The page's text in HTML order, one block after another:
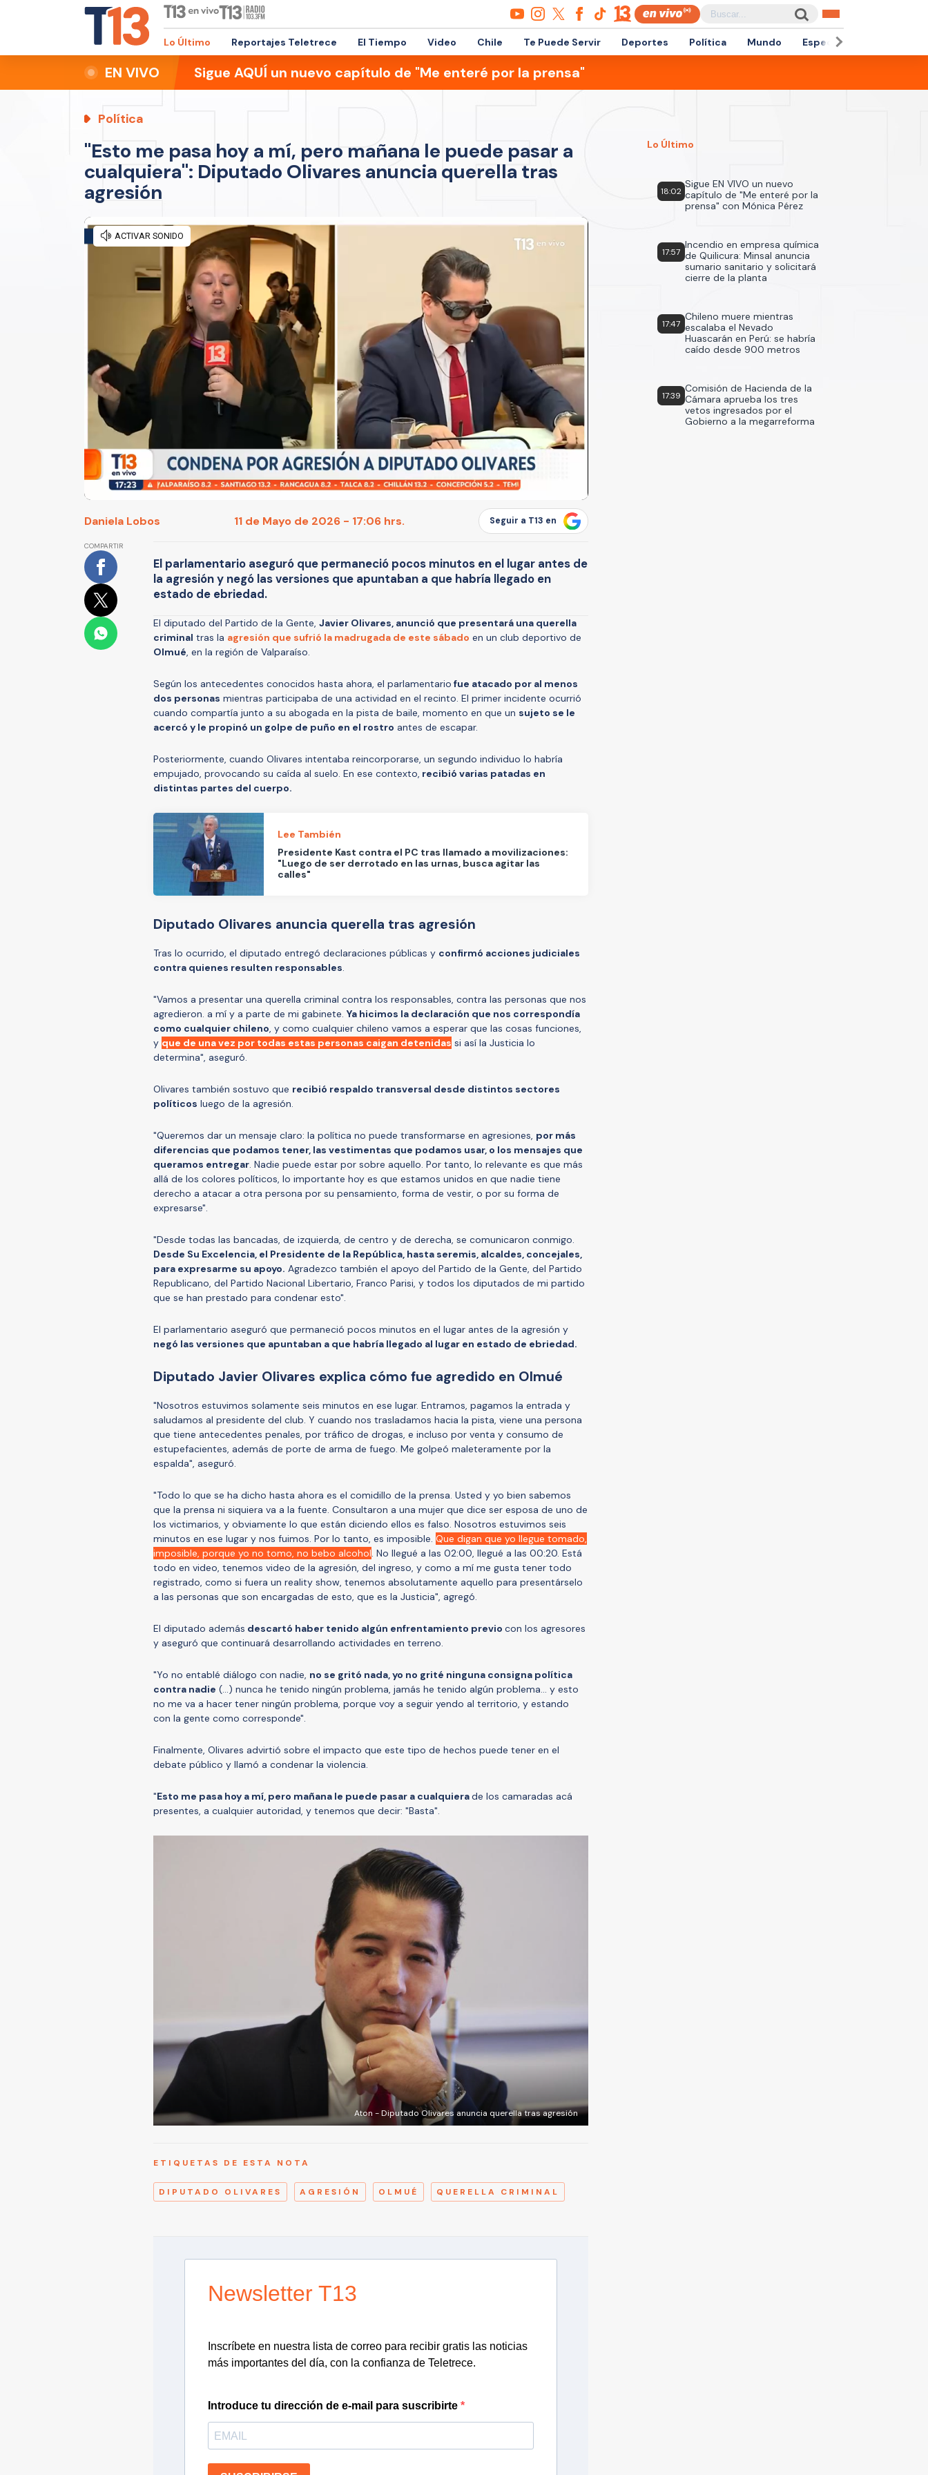
Lo Último Reportajes Teletrece El Tiempo Video Chile Te Puede Servir Deportes Política Mundo Espectáculos
EN VIVO Sigue AQUÍ un nuevo capítulo de "Me enteré por la prensa"
Política
"Esto me pasa hoy a mí, pero mañana le puede pasar a
cualquiera": Diputado Olivares anuncia querella tras
agresión
Daniela Lobos 11 de Mayo de 2026 - 17:06 hrs. Seguir a T13 en
COMPARTIR
El parlamentario aseguró que permaneció pocos minutos en el lugar antes de
la agresión y negó las versiones que apuntaban a que habría llegado en
estado de ebriedad.
El diputado del Partido de la Gente, Javier Olivares, anunció que presentará una querella
criminal tras la agresión que sufrió la madrugada de este sábado en un club deportivo de
Olmué, en la región de Valparaíso.
Según los antecedentes conocidos hasta ahora, el parlamentario fue atacado por al menos
dos personas mientras participaba de una actividad en el recinto. El primer incidente ocurrió
cuando compartía junto a su abogada en la pista de baile, momento en que un sujeto se le
acercó y le propinó un golpe de puño en el rostro antes de escapar.
Posteriormente, cuando Olivares intentaba reincorporarse, un segundo individuo lo habría
empujado, provocando su caída al suelo. En ese contexto, recibió varias patadas en
distintas partes del cuerpo.
Lee También
Presidente Kast contra el PC tras llamado a movilizaciones:
"Luego de ser derrotado en las urnas, busca agitar las
calles"
Diputado Olivares anuncia querella tras agresión
Tras lo ocurrido, el diputado entregó declaraciones públicas y confirmó acciones judiciales
contra quienes resulten responsables.
"Vamos a presentar una querella criminal contra los responsables, contra las personas que nos
agredieron. a mí y a parte de mi gabinete. Ya hicimos la declaración que nos correspondía
como cualquier chileno, y como cualquier chileno vamos a esperar que las cosas funciones,
y que de una vez por todas estas personas caigan detenidas si así la Justicia lo
determina", aseguró.
Olivares también sostuvo que recibió respaldo transversal desde distintos sectores
políticos luego de la agresión.
"Queremos dar un mensaje claro: la política no puede transformarse en agresiones, por más
diferencias que podamos tener, las vestimentas que podamos usar, o los mensajes que
queramos entregar. Nadie puede estar por sobre aquello. Por tanto, lo relevante es que más
allá de los colores políticos, lo importante hoy es que estamos unidos en que nadie tiene
derecho a atacar a otra persona por su pensamiento, forma de vestir, o por su forma de
expresarse".
"Desde todas las bancadas, de izquierda, de centro y de derecha, se comunicaron conmigo.
Desde Su Excelencia, el Presidente de la República, hasta seremis, alcaldes, concejales,
para expresarme su apoyo. Agradezco también el apoyo del Partido de la Gente, del Partido
Republicano, del Partido Nacional Libertario, Franco Parisi, y todos los diputados de mi partido
que se han prestado para condenar esto".
El parlamentario aseguró que permaneció pocos minutos en el lugar antes de la agresión y
negó las versiones que apuntaban a que habría llegado al lugar en estado de ebriedad.
Diputado Javier Olivares explica cómo fue agredido en Olmué
"Nosotros estuvimos solamente seis minutos en ese lugar. Entramos, pagamos la entrada y
saludamos al presidente del club. Y cuando nos trasladamos hacia la pista, viene una persona
que tiene antecedentes penales, por tráfico de drogas, e incluso por venta y consumo de
estupefacientes, además de porte de arma de fuego. Me golpeó maleteramente por la
espalda", aseguró.
"Todo lo que se ha dicho hasta ahora es el comidillo de la prensa. Usted y yo bien sabemos
que la prensa ni siquiera va a la fuente. Consultaron a una mujer que dice ser esposa de uno de
los victimarios, y obviamente lo que están diciendo ellos es falso. Nosotros estuvimos seis
minutos en ese lugar y nos fuimos. Por lo tanto, es imposible. Que digan que yo llegue tomado,
imposible, porque yo no tomo, no bebo alcohol. No llegué a las 02:00, llegué a las 00:20. Está
todo en video, tenemos video de la agresión, del ingreso, y como a mí me gusta tener todo
registrado, como si fuera un reality show, tenemos absolutamente aquello para presentárselo
a las personas que son encargadas de esto, que es la Justicia", agregó.
El diputado además descartó haber tenido algún enfrentamiento previo con los agresores
y aseguró que continuará desarrollando actividades en terreno.
"Yo no entablé diálogo con nadie, no se gritó nada, yo no grité ninguna consigna política
contra nadie (...) nunca he tenido ningún problema, jamás he tenido algún problema... y esto
no me va a hacer tener ningún problema, porque voy a seguir yendo al territorio, y estando
con la gente como corresponde".
Finalmente, Olivares advirtió sobre el impacto que este tipo de hechos puede tener en el
debate público y llamó a condenar la violencia.
"Esto me pasa hoy a mí, pero mañana le puede pasar a cualquierade los camaradas acá
presentes, a cualquier autoridad, y tenemos que decir: "Basta".
Aton - Diputado Olivares anuncia querella tras agresión
ETIQUETAS DE ESTA NOTA
DIPUTADO OLIVARES AGRESIÓN OLMUÉ QUERELLA CRIMINAL
Newsletter T13
Inscríbete en nuestra lista de correo para recibir gratis las noticias
más importantes del día, con la confianza de Teletrece.
Introduce tu dirección de e-mail para suscribirte
Lo Último
18:02
Sigue EN VIVO un nuevo
capítulo de "Me enteré por la
prensa" con Mónica Pérez
17:57
Incendio en empresa química
de Quilicura: Minsal anuncia
sumario sanitario y solicitará
cierre de la planta
17:47
Chileno muere mientras
escalaba el Nevado
Huascarán en Perú: se habría
caído desde 900 metros
17:39
Comisión de Hacienda de la
Cámara aprueba los tres
vetos ingresados por el
Gobierno a la megarreforma